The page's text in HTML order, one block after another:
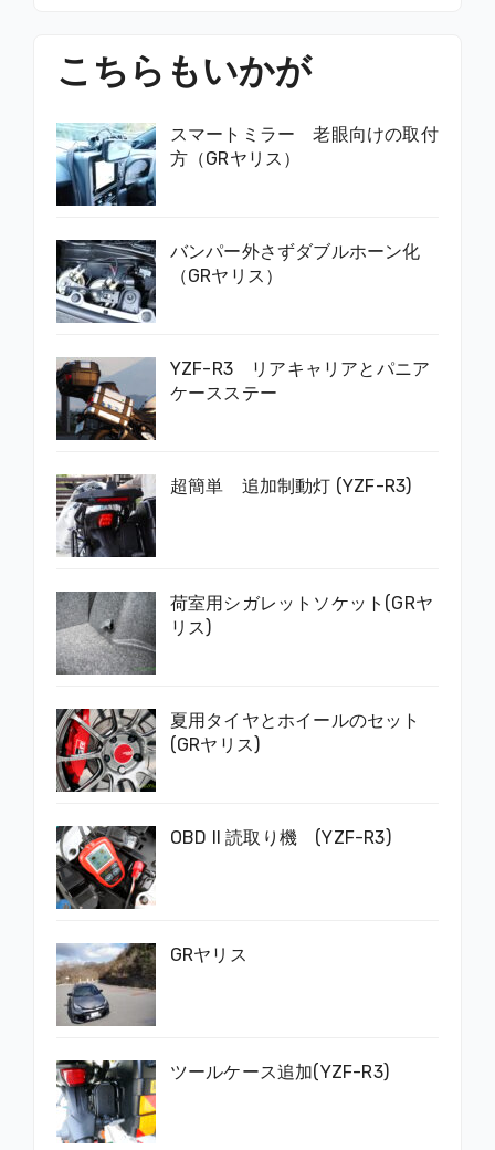
こちらもいかが
スマートミラー 老眼向けの取付
方（GRヤリス）
バンパー外さずダブルホーン化
（GRヤリス）
YZF-R3 リアキャリアとパニア
ケースステー
超簡単 追加制動灯 (YZF-R3)
荷室用シガレットソケット(GRヤ
リス)
夏用タイヤとホイールのセット
(GRヤリス)
OBD II 読取り機 (YZF-R3)
GRヤリス
ツールケース追加(YZF-R3)